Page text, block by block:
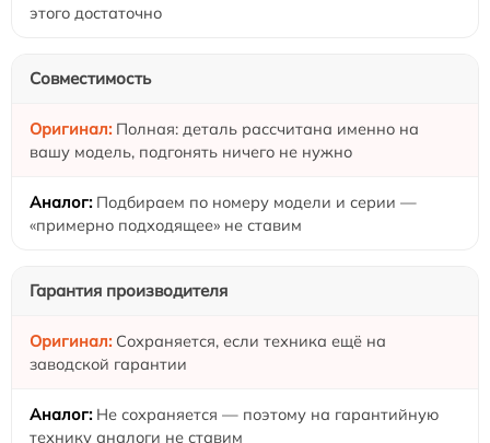
этого достаточно
Совместимость
Полная: деталь рассчитана именно на
вашу модель, подгонять ничего не нужно
Подбираем по номеру модели и серии —
«примерно подходящее» не ставим
Гарантия производителя
Сохраняется, если техника ещё на
заводской гарантии
Не сохраняется — поэтому на гарантийную
технику аналоги не ставим